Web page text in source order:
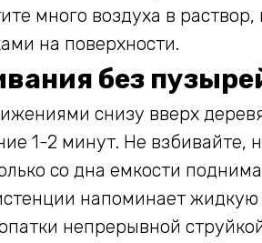
много воздуха в
на поверхности.
без
снизу вверх
1-2 минут. Не взбивайте,
со дна емкости
напоминает жидкую
непрерывной